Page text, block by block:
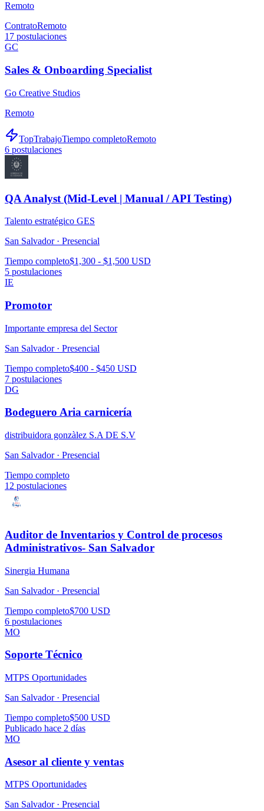
Remoto
ContratoRemoto
17 postulaciones
GC
Sales & Onboarding Specialist
Go Creative Studios
Remoto
TopTrabajoTiempo completoRemoto
6 postulaciones
QA Analyst (Mid-Level | Manual / API Testing)
Talento estratégico GES
San Salvador · Presencial
Tiempo completo$1,300 - $1,500 USD
5 postulaciones
IE
Promotor
Importante empresa del Sector
San Salvador · Presencial
Tiempo completo$400 - $450 USD
7 postulaciones
DG
Bodeguero Aria carnicería
distribuidora gonzàlez S.A DE S.V
San Salvador · Presencial
Tiempo completo
12 postulaciones
Auditor de Inventarios y Control de procesos
Administrativos- San Salvador
Sinergia Humana
San Salvador · Presencial
Tiempo completo$700 USD
6 postulaciones
MO
Soporte Técnico
MTPS Oportunidades
San Salvador · Presencial
Tiempo completo$500 USD
Publicado hace 2 días
MO
Asesor al cliente y ventas
MTPS Oportunidades
San Salvador · Presencial